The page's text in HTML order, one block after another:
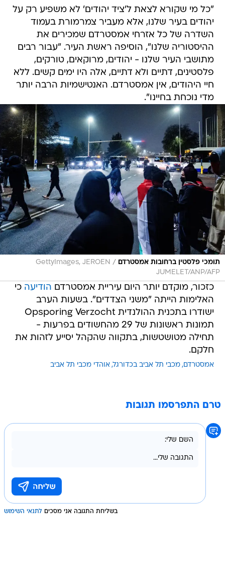
"כל מי שקורא לצאת ל'ציד יהודים' לא משפיע רק על
יהודים בעיר שלנו, אלא מעביר צמרמורת בעמוד
השדרה של כל אזרחי אמסטרדם שמכירים את
ההיסטוריה שלנו", הוסיפה ראשת העיר. "עבור רבים
מתושבי העיר שלנו - יהודים, מרוקאים, טורקים,
פלסטינים, דתיים ולא דתיים, אלה היו ימים קשים. ללא
חיי היהודים, אין אמסטרדם. האנטישמיות הרבה יותר
מדי נוכחת בחיינו".
תומכי פלסטין ברחובות אמסטרדם /
GettyImages, JEROEN
JUMELET/ANP/AFP
כזכור, מוקדם יותר היום עיריית אמסטרדם הודיעה כי
האלימות הייתה "משני הצדדים". בשעות הערב
ישודרו בתכנית ההולנדית Opsporing Verzocht
תמונות ראשונות של 29 מהחשודים בפרעות -
תחילה מטושטשות, בתקווה שהקהל יסייע לזהות את
חלקם.
אמסטרדם מכבי תל אביב בכדורגל אוהדי מכבי תל אביב
טרם התפרסמו תגובות
בשליחת התגובה אני מסכים לתנאי השימוש